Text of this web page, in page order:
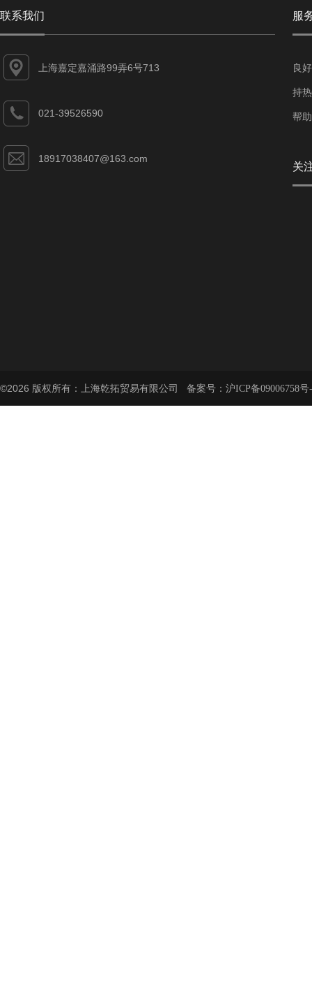
联系我们
上海嘉定嘉涌路99弄6号713
021-39526590
18917038407@163.com
服
良
持
帮
关
©2026 版权所有：上海乾拓贸易有限公司 备案号： 沪ICP备09006758号